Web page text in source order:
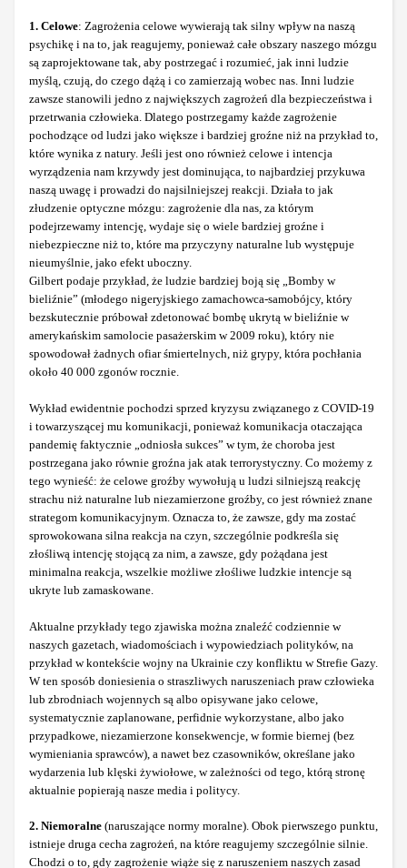
1. Celowe: Zagrożenia celowe wywierają tak silny wpływ na naszą
psychikę i na to, jak reagujemy, ponieważ całe obszary naszego mózgu
są zaprojektowane tak, aby postrzegać i rozumieć, jak inni ludzie
myślą, czują, do czego dążą i co zamierzają wobec nas. Inni ludzie
zawsze stanowili jedno z największych zagrożeń dla bezpieczeństwa i
przetrwania człowieka. Dlatego postrzegamy każde zagrożenie
pochodzące od ludzi jako większe i bardziej groźne niż na przykład to,
które wynika z natury. Jeśli jest ono również celowe i intencja
wyrządzenia nam krzywdy jest dominująca, to najbardziej przykuwa
naszą uwagę i prowadzi do najsilniejszej reakcji. Działa to jak
złudzenie optyczne mózgu: zagrożenie dla nas, za którym
podejrzewamy intencję, wydaje się o wiele bardziej groźne i
niebezpieczne niż to, które ma przyczyny naturalne lub występuje
nieumyślnie, jako efekt uboczny.
Gilbert podaje przykład, że ludzie bardziej boją się „Bomby w
bieliźnie” (młodego nigeryjskiego zamachowca-samobójcy, który
bezskutecznie próbował zdetonować bombę ukrytą w bieliźnie w
amerykańskim samolocie pasażerskim w 2009 roku), który nie
spowodował żadnych ofiar śmiertelnych, niż grypy, która pochłania
około 40 000 zgonów rocznie.
Wykład ewidentnie pochodzi sprzed kryzysu związanego z COVID-19
i towarzyszącej mu komunikacji, ponieważ komunikacja otaczająca
pandemię faktycznie „odniosła sukces” w tym, że choroba jest
postrzegana jako równie groźna jak atak terrorystyczny. Co możemy z
tego wynieść: że celowe groźby wywołują u ludzi silniejszą reakcję
strachu niż naturalne lub niezamierzone groźby, co jest również znane
strategom komunikacyjnym. Oznacza to, że zawsze, gdy ma zostać
sprowokowana silna reakcja na czyn, szczególnie podkreśla się
złośliwą intencję stojącą za nim, a zawsze, gdy pożądana jest
minimalna reakcja, wszelkie możliwe złośliwe ludzkie intencje są
ukryte lub zamaskowane.
Aktualne przykłady tego zjawiska można znaleźć codziennie w
naszych gazetach, wiadomościach i wypowiedziach polityków, na
przykład w kontekście wojny na Ukrainie czy konfliktu w Strefie Gazy.
W ten sposób doniesienia o straszliwych naruszeniach praw człowieka
lub zbrodniach wojennych są albo opisywane jako celowe,
systematycznie zaplanowane, perfidnie wykorzystane, albo jako
przypadkowe, niezamierzone konsekwencje, w formie biernej (bez
wymieniania sprawców), a nawet bez czasowników, określane jako
wydarzenia lub klęski żywiołowe, w zależności od tego, którą stronę
aktualnie popierają nasze media i politycy.
2. Niemoralne (naruszające normy moralne). Obok pierwszego punktu,
istnieje druga cecha zagrożeń, na które reagujemy szczególnie silnie.
Chodzi o to, gdy zagrożenie wiąże się z naruszeniem naszych zasad